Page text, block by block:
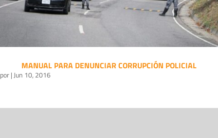
MANUAL PARA DENUNCIAR CORRUPCIÓN POLICIAL
por|Jun 10, 2016